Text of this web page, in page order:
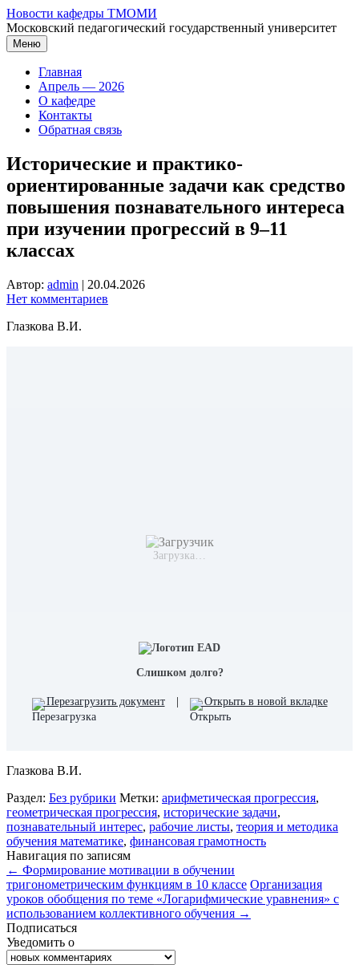
Перейти
к
содержимому
Новости кафедры ТМОМИ
Московский педагогический государственный университет
Меню
Главная
Апрель — 2026
О кафедре
Контакты
Обратная связь
Исторические и практико-
ориентированные задачи как средство
повышения познавательного интереса
при изучении прогрессий в 9–11
классах
Автор: admin | 20.04.2026
Нет комментариев
Глазкова В.И.
Загрузка…
Слишком долго?
Перезагрузить документ Открыть в новой вкладке
Глазкова В.И.
Раздел: Без рубрики Метки: арифметическая прогрессия,
геометрическая прогрессия, исторические задачи,
познавательный интерес, рабочие листы, теория и методика
обучения математике, финансовая грамотность
Навигация по записям
← Формирование мотивации в обучении
тригонометрическим функциям в 10 классе Организация
уроков обобщения по теме «Логарифмические уравнения» с
использованием коллективного обучения →
Подписаться
Уведомить о